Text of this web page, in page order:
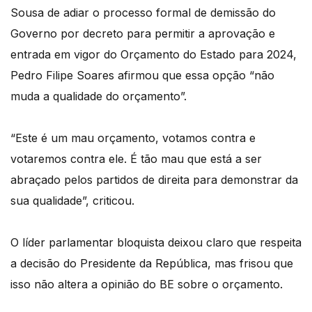
Sousa de adiar o processo formal de demissão do
Governo por decreto para permitir a aprovação e
entrada em vigor do Orçamento do Estado para 2024,
Pedro Filipe Soares afirmou que essa opção “não
muda a qualidade do orçamento”.
“Este é um mau orçamento, votamos contra e
votaremos contra ele. É tão mau que está a ser
abraçado pelos partidos de direita para demonstrar da
sua qualidade”, criticou.
O líder parlamentar bloquista deixou claro que respeita
a decisão do Presidente da República, mas frisou que
isso não altera a opinião do BE sobre o orçamento.